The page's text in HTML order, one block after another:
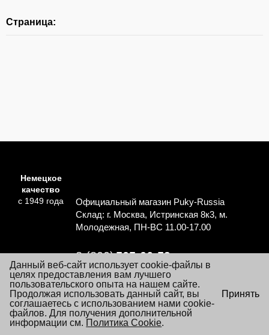
Страница:
Немецкое
качество
с 1949 года
Официальный магазин Puky-Russia
Склад: г. Москва, Истринская 8к3, м.
Молодежная, ПН-ВС 11.00-17.00
8 (800)505-06-59
Перезвоните мне
Согласие на обработку персональных данных
Политика обработки персональных данных
Условия заказа и покупки товаров
×
Посещая настоящий сайт Вы даете согласие на обработку
файлов «cookie», пользовательских данных …
Данный веб-сайт использует cookie-файлы в
целях предоставления вам лучшего
пользовательского опыта на нашем сайте.
Продолжая использовать данный сайт, вы
соглашаетесь с использованием нами cookie-
файлов. Для получения дополнительной
информации см. Политика Cookie.
Принять